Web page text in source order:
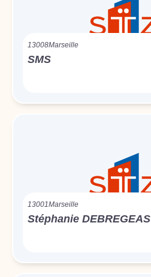
13008Marseille
SMS
13001Marseille
Stéphanie DEBREGEAS